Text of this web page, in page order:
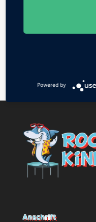
Read more
Anschrift
Powered by